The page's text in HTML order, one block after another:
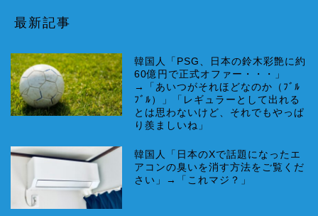
最新記事
韓国人「PSG、日本の鈴木彩艶に約
60億円で正式オファー・・・」
→「あいつがそれほどなのか（ﾌﾞﾙ
ﾌﾞﾙ）」「レギュラーとして出れる
とは思わないけど、それでもやっぱ
り羨ましいね」
韓国人「日本のXで話題になったエ
アコンの臭いを消す方法をご覧くだ
さい」→「これマジ？」